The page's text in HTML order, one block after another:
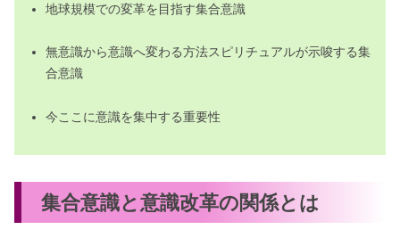
集合意識:変革を実現する具体的なアプ
地球規模での変革を目指す集合意識
無意識から意識へ変わる方法スピリチュアルが示唆する集
合意識
今ここに意識を集中する重要性
集合意識と意識改革の関係とは